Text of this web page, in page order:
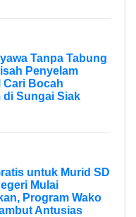
Tanpa Tabung
Penyelam
Cari Bocah
di Sungai Siak
untuk Murid SD
Mulai
Program Wako
Antusias